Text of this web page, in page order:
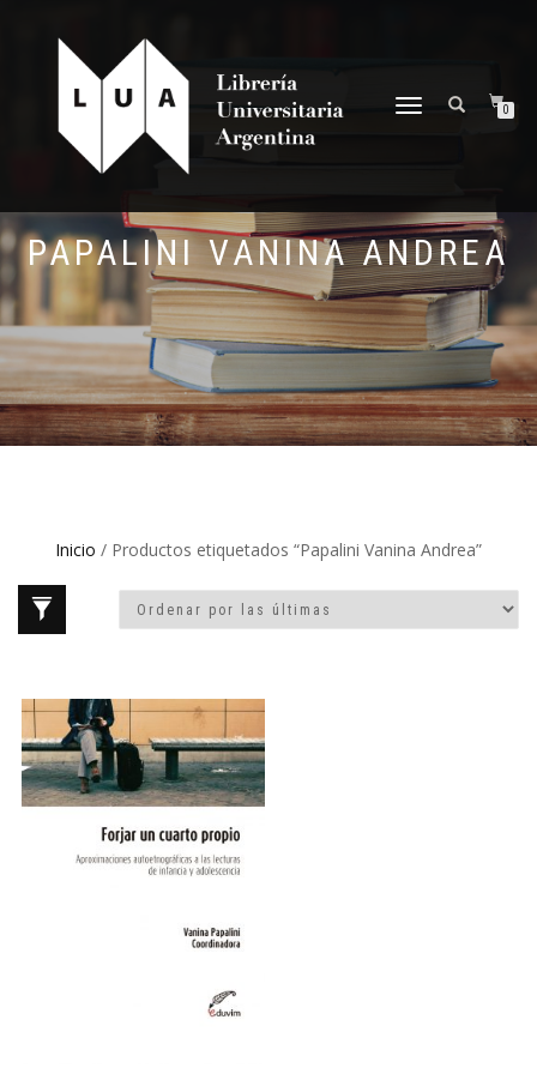
NAVEGACIÓN
0
PAPALINI VANINA ANDREA
Inicio / Productos etiquetados “Papalini Vanina Andrea”